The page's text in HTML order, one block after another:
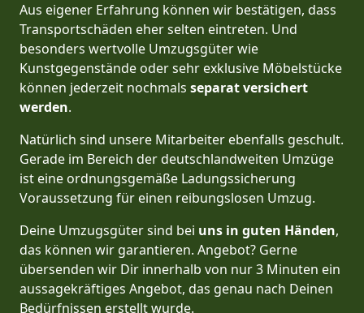
Aus eigener Erfahrung können wir bestätigen, dass
Transportschäden eher selten eintreten. Und
besonders wertvolle Umzugsgüter wie
Kunstgegenstände oder sehr exklusive Möbelstücke
können jederzeit nochmals separat versichert
werden.
Natürlich sind unsere Mitarbeiter ebenfalls geschult.
Gerade im Bereich der deutschlandweiten Umzüge
ist eine ordnungsgemäße Ladungssicherung
Voraussetzung für einen reibungslosen Umzug.
Deine Umzugsgüter sind bei uns in guten Händen,
das können wir garantieren. Angebot? Gerne
übersenden wir Dir innerhalb von nur 3 Minuten ein
aussagekräftiges Angebot, das genau nach Deinen
Bedürfnissen erstellt wurde.